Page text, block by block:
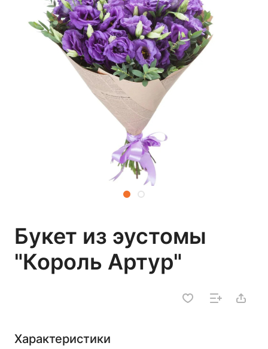
Букет из эустомы
"Король Артур"
Характеристики